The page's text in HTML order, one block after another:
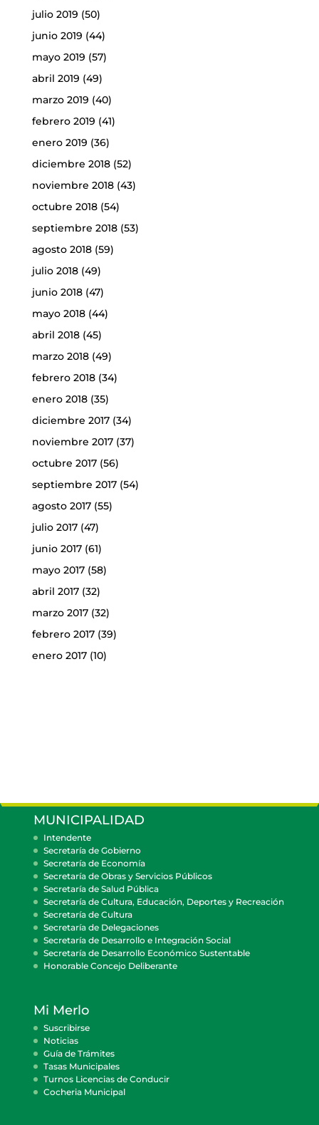
julio 2019 (50)
junio 2019 (44)
mayo 2019 (57)
abril 2019 (49)
marzo 2019 (40)
febrero 2019 (41)
enero 2019 (36)
diciembre 2018(52)
noviembre 2018(43)
octubre 2018(54)
septiembre 2018(53)
agosto 2018(59)
julio 2018(49)
junio 2018(47)
mayo 2018(44)
abril 2018(45)
marzo 2018(49)
febrero 2018(34)
enero 2018(35)
diciembre 2017(34)
noviembre 2017(37)
octubre 2017(56)
septiembre 2017(54)
agosto 2017(55)
julio 2017(47)
junio 2017(61)
mayo 2017(58)
abril 2017(32)
marzo 2017(32)
febrero 2017(39)
enero 2017(10)
MUNICIPALIDAD
Intendente
Secretaría de Gobierno
Secretaría de Economía
Secretaría de Obras y Servicios Públicos
Secretaría de Salud Pública
Secretaría de Cultura, Educación, Deportes y Recreación
Secretaría de Cultura
Secretaría de Delegaciones
Secretaría de Desarrollo e Integración Social
Secretaría de Desarrollo Económico Sustentable
Honorable Concejo Deliberante
Mi Merlo
Suscribirse
Noticias
Guía de Trámites
Tasas Municipales
Turnos Licencias de Conducir
Cocheria Municipal